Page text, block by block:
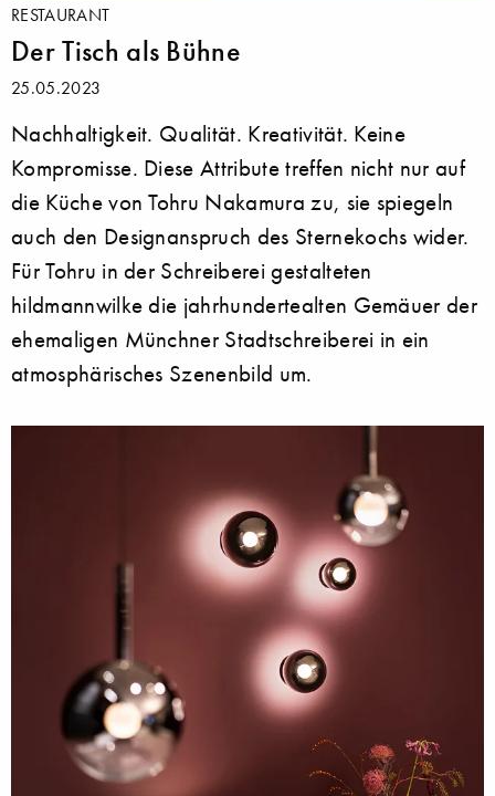
RESTAURANT
Der Tisch als Bühne
25.05.2023
Nachhaltigkeit. Qualität. Kreativität. Keine
Kompromisse. Diese Attribute treffen nicht nur auf
die Küche von Tohru Nakamura zu, sie spiegeln
auch den Designanspruch des Sternekochs wider.
Für Tohru in der Schreiberei gestalteten
hildmannwilke die jahrhundertealten Gemäuer der
ehemaligen Münchner Stadtschreiberei in ein
atmosphärisches Szenenbild um.